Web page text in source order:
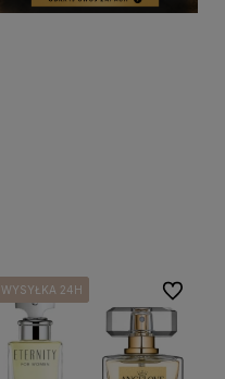
WYSYŁKA 24H
WYSYŁKA 24H
WYSYŁKA 24H
WYSYŁKA 24H Do